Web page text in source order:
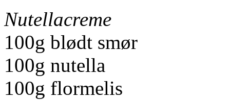
Nutellacreme
100g blødt smør
100g nutella
100g flormelis